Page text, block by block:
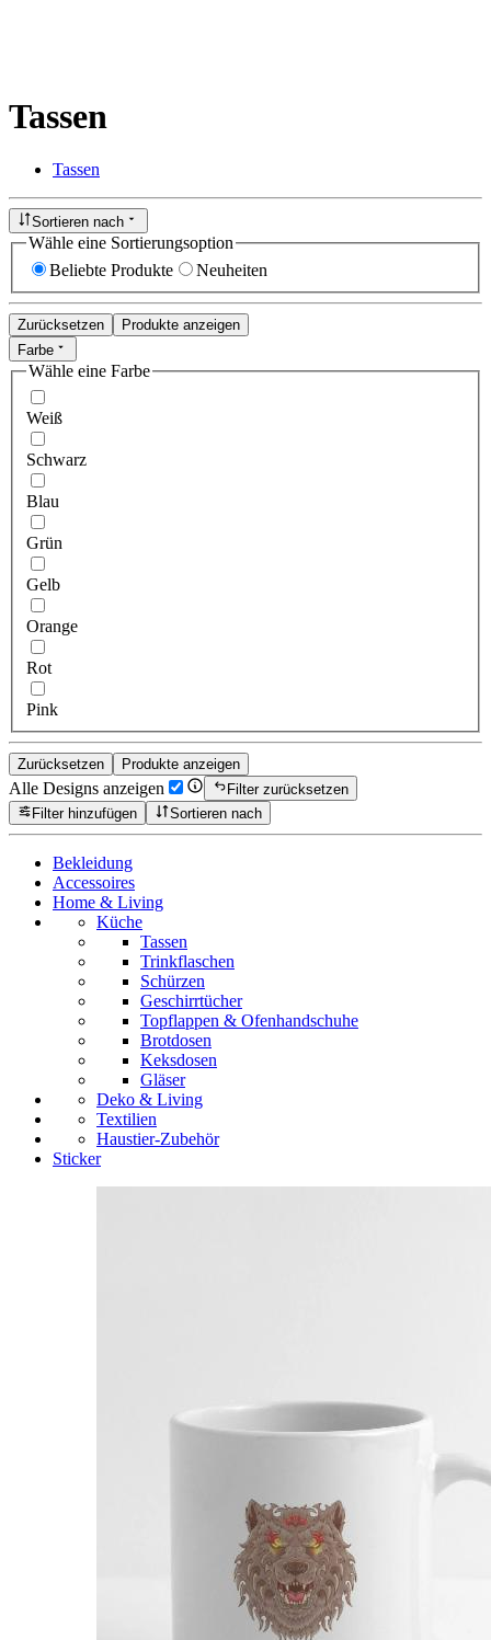
Tassen
Tassen
Sortieren nach
Wähle eine Sortierungsoption
Beliebte Produkte
Neuheiten
Zurücksetzen
Produkte anzeigen
Farbe
Wähle eine Farbe
Weiß
Schwarz
Blau
Grün
Gelb
Orange
Rot
Pink
Zurücksetzen Produkte anzeigen
Alle Designs anzeigen
Filter zurücksetzen
Filter hinzufügen
Sortieren nach
Bekleidung
Accessoires
Home & Living
Küche
Tassen
Trinkflaschen
Schürzen
Geschirrtücher
Topflappen & Ofenhandschuhe
Brotdosen
Keksdosen
Gläser
Deko & Living
Textilien
Haustier-Zubehör
Sticker